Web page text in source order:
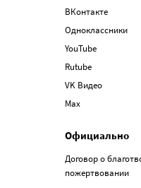
ВКонтакте
Одноклассники
YouTube
Rutube
VK Видео
Max
Официально
Договор о
пожертвовании